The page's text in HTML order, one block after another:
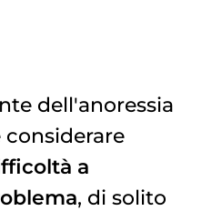
dell'anoressia
considerare
a
, di solito